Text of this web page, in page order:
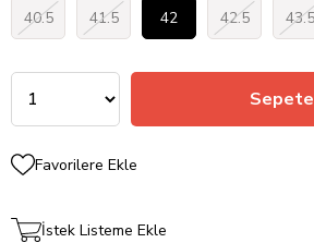
40.5 41.5 42 42.5 43.5
Favorilere Ekle
İstek Listeme Ekle